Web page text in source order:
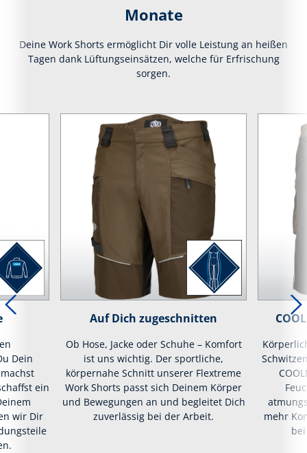
Monate
Deine Work Shorts ermöglicht Dir volle Leistung an heißen
Tagen dank Lüftungseinsätzen, welche für Erfrischung
sorgen.
Dein
ein
wir Dir
Auf Dich zugeschnitten
Ob Hose, Jacke oder Schuhe – Komfort
ist uns wichtig. Der sportliche,
körpernahe Schnitt unserer Flextreme
Work Shorts passt sich Deinem Körper
und Bewegungen an und begleitet Dich
zuverlässig bei der Arbeit.
mehr